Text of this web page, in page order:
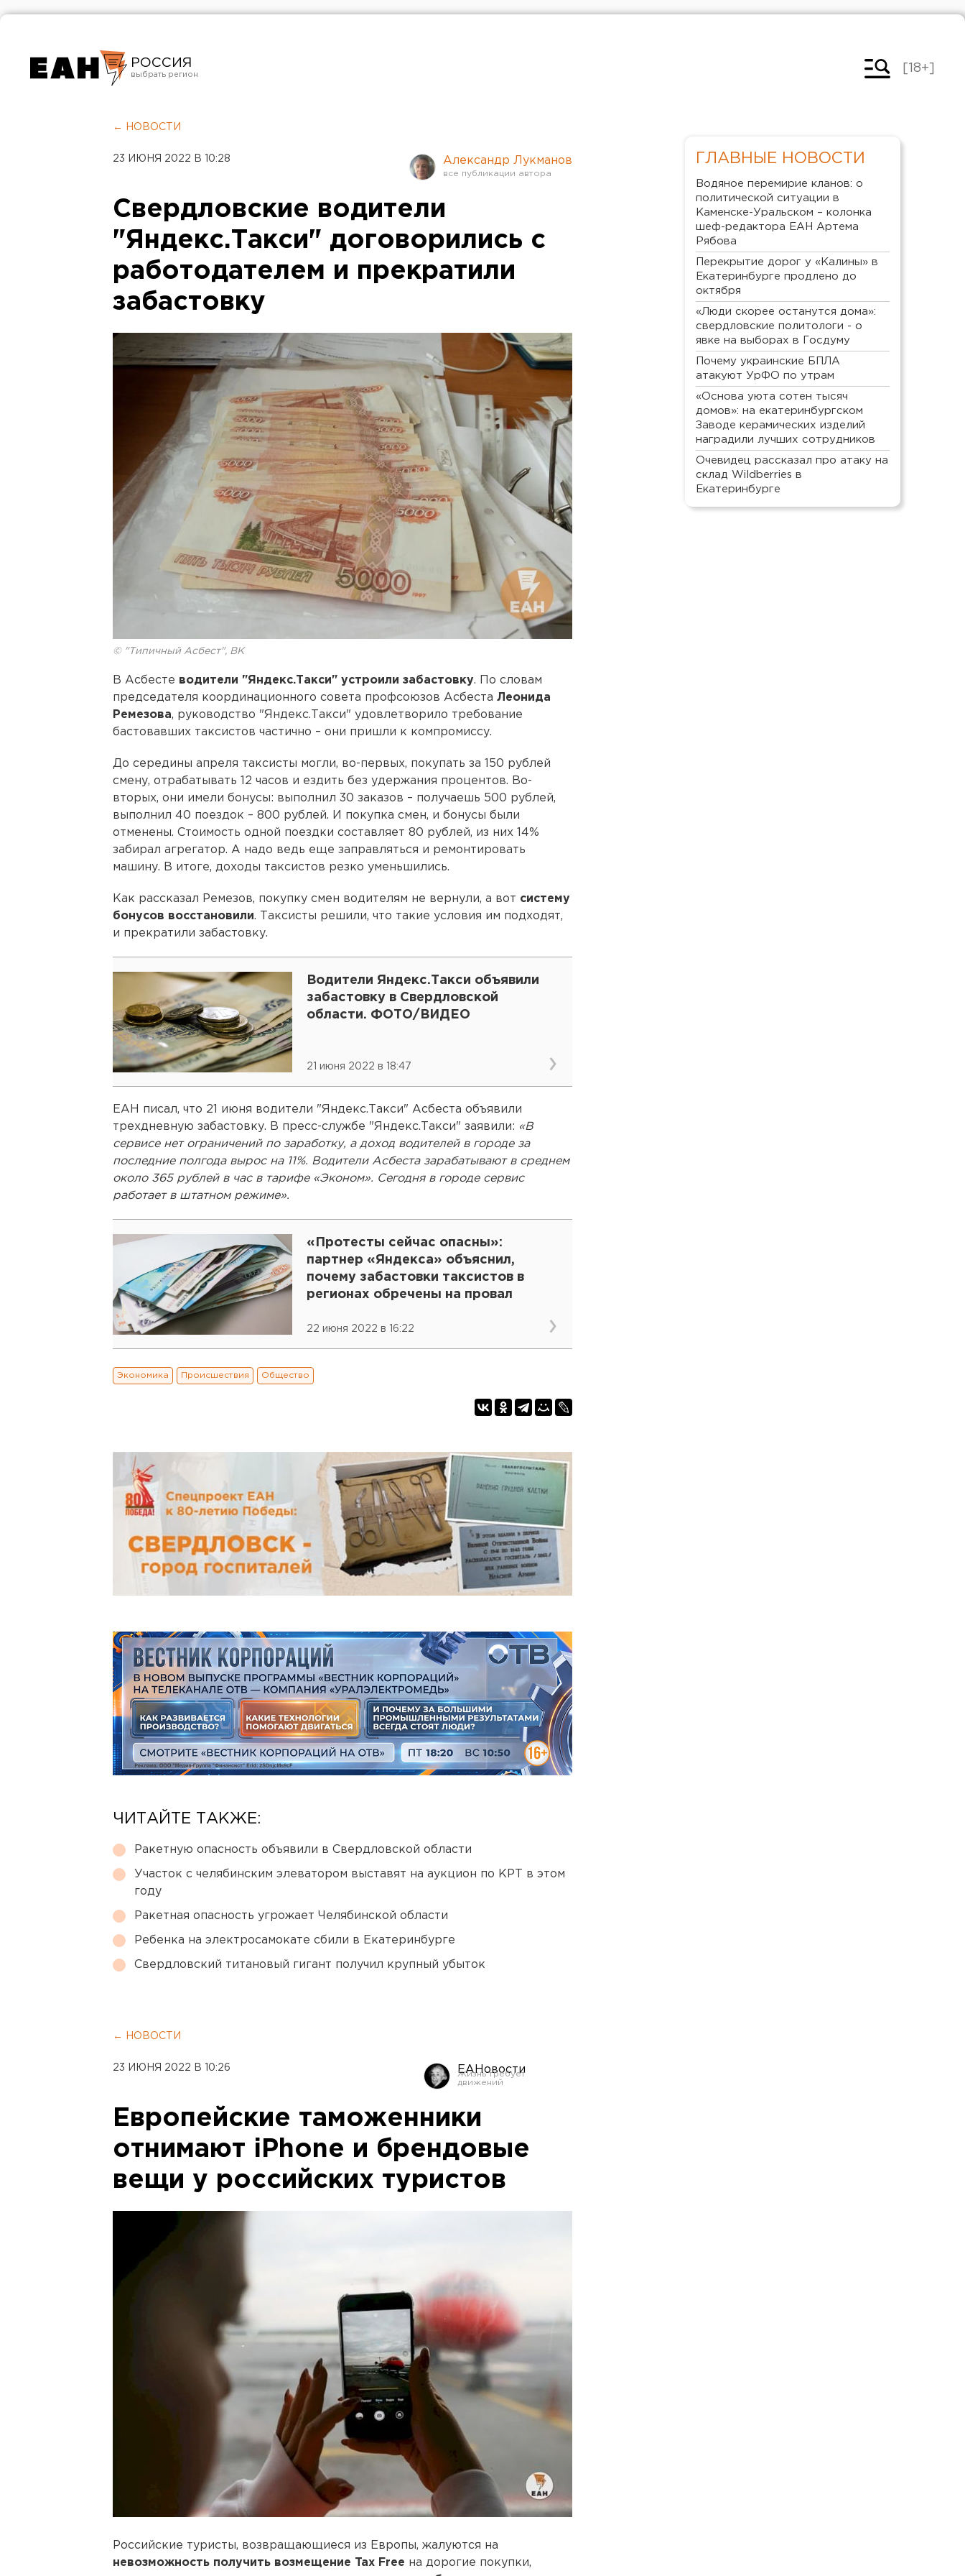
РОССИЯ
Челябинск
[18+]
← НОВОСТИ
23 ИЮНЯ 2022 В 10:28 Александр Лукманов
Свердловские водители
"Яндекс.Такси" договорились с
работодателем и прекратили
забастовку
© "Типичный Асбест", ВК
В Асбесте водители "Яндекс.Такси" устроили забастовку. По словам
председателя координационного совета профсоюзов Асбеста Леонида
Ремезова, руководство "Яндекс.Такси" удовлетворило требование
бастовавших таксистов частично – они пришли к компромиссу.
До середины апреля таксисты могли, во-первых, покупать за 150 рублей
смену, отрабатывать 12 часов и ездить без удержания процентов. Во-
вторых, они имели бонусы: выполнил 30 заказов – получаешь 500 рублей,
выполнил 40 поездок – 800 рублей. И покупка смен, и бонусы были
отменены. Стоимость одной поездки составляет 80 рублей, из них 14%
забирал агрегатор. А надо ведь еще заправляться и ремонтировать
машину. В итоге, доходы таксистов резко уменьшились.
Как рассказал Ремезов, покупку смен водителям не вернули, а вот систему
бонусов восстановили. Таксисты решили, что такие условия им подходят,
и прекратили забастовку.
Водители Яндекс.Такси объявили
забастовку в Свердловской
области. ФОТО/ВИДЕО
21 июня 2022 в 18:47
ЕАН писал, что 21 июня водители "Яндекс.Такси" Асбеста объявили
трехдневную забастовку. В пресс-службе "Яндекс.Такси" заявили: «В
сервисе нет ограничений по заработку, а доход водителей в городе за
последние полгода вырос на 11%. Водители Асбеста зарабатывают в среднем
около 365 рублей в час в тарифе «Эконом». Сегодня в городе сервис
работает в штатном режиме».
«Протесты сейчас опасны»:
партнер «Яндекса» объяснил,
почему забастовки таксистов в
регионах обречены на провал
22 июня 2022 в 16:22
Экономика Происшествия Общество
ЧИТАЙТЕ ТАКЖЕ:
Ракетную опасность объявили в Свердловской области
Участок с челябинским элеватором выставят на аукцион по КРТ в этом
году
Ракетная опасность угрожает Челябинской области
Ребенка на электросамокате сбили в Екатеринбурге
Свердловский титановый гигант получил крупный убыток
← НОВОСТИ
23 ИЮНЯ 2022 В 10:26 ЕАНовости
Европейские таможенники
отнимают iPhone и брендовые
вещи у российских туристов
Российские туристы, возвращающиеся из Европы, жалуются на
невозможность получить возмещение Tax Free на дорогие покупки,
ГЛАВНЫЕ НОВОСТИ
Водяное перемирие кланов: о
политической ситуации в
Каменске-Уральском – колонка
шеф-редактора ЕАН Артема
Рябова
Перекрытие дорог у «Калины» в
Екатеринбурге продлено до
октября
«Люди скорее останутся дома»:
свердловские политологи - о
явке на выборах в Госдуму
Почему украинские БПЛА
атакуют УрФО по утрам
«Основа уюта сотен тысяч
домов»: на екатеринбургском
Заводе керамических изделий
наградили лучших сотрудников
Очевидец рассказал про атаку на
склад Wildberries в
Екатеринбурге